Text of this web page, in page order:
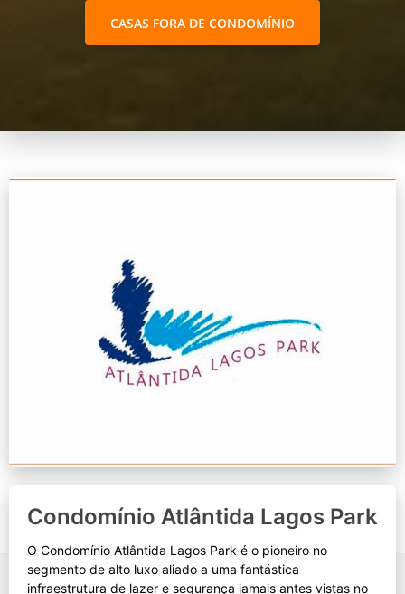
CASAS FORA DE CONDOMÍNIO
Condomínio Atlântida Lagos Park
O Condomínio Atlântida Lagos Park é o pioneiro no
segmento de alto luxo aliado a uma fantástica
infraestrutura de lazer e segurança jamais antes vistas no